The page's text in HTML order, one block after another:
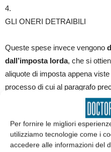
Per fornire le migliori
utilizziamo tecnologie come i
accedere alle informazioni del
4.
GLI ONERI DETRAIBILI
Queste spese invece vengono
dall’imposta lorda, che si
aliquote di imposta appena
processo di cui al paragrafo
Su questo tema è importante
introdotta dalla legge di Bilancio
sostenere queste spese con